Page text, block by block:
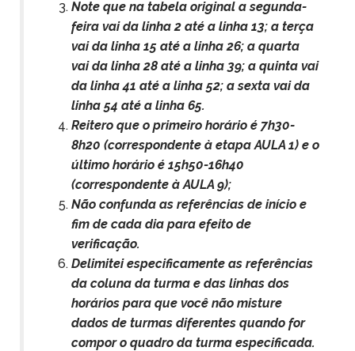
Note que na tabela original a segunda-
feira vai da linha 2 até a linha 13; a terça
vai da linha 15 até a linha 26; a quarta
vai da linha 28 até a linha 39; a quinta vai
da linha 41 até a linha 52; a sexta vai da
linha 54 até a linha 65.
Reitero que o primeiro horário é 7h30-
8h20 (correspondente à etapa AULA 1) e o
último horário é 15h50-16h40
(correspondente à AULA 9);
Não confunda as referências de início e
fim de cada dia para efeito de
verificação.
Delimitei especificamente as referências
da coluna da turma e das linhas dos
horários para que você não misture
dados de turmas diferentes quando for
compor o quadro da turma especificada.